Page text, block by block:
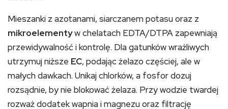
Mieszanki z azotanami, siarczanem potasu oraz z
mikroelementyw chelatach EDTA/DTPA zapewniają
przewidywalność i kontrolę. Dla gatunków wrażliwych
utrzymuj niższe EC, podając żelazo częściej, ale w
małych dawkach. Unikaj chlorków, a fosfor dozuj
rozsądnie, by nie blokować żelaza. Przy wodzie twardej
rozważ dodatek wapnia i magnezu oraz filtrację